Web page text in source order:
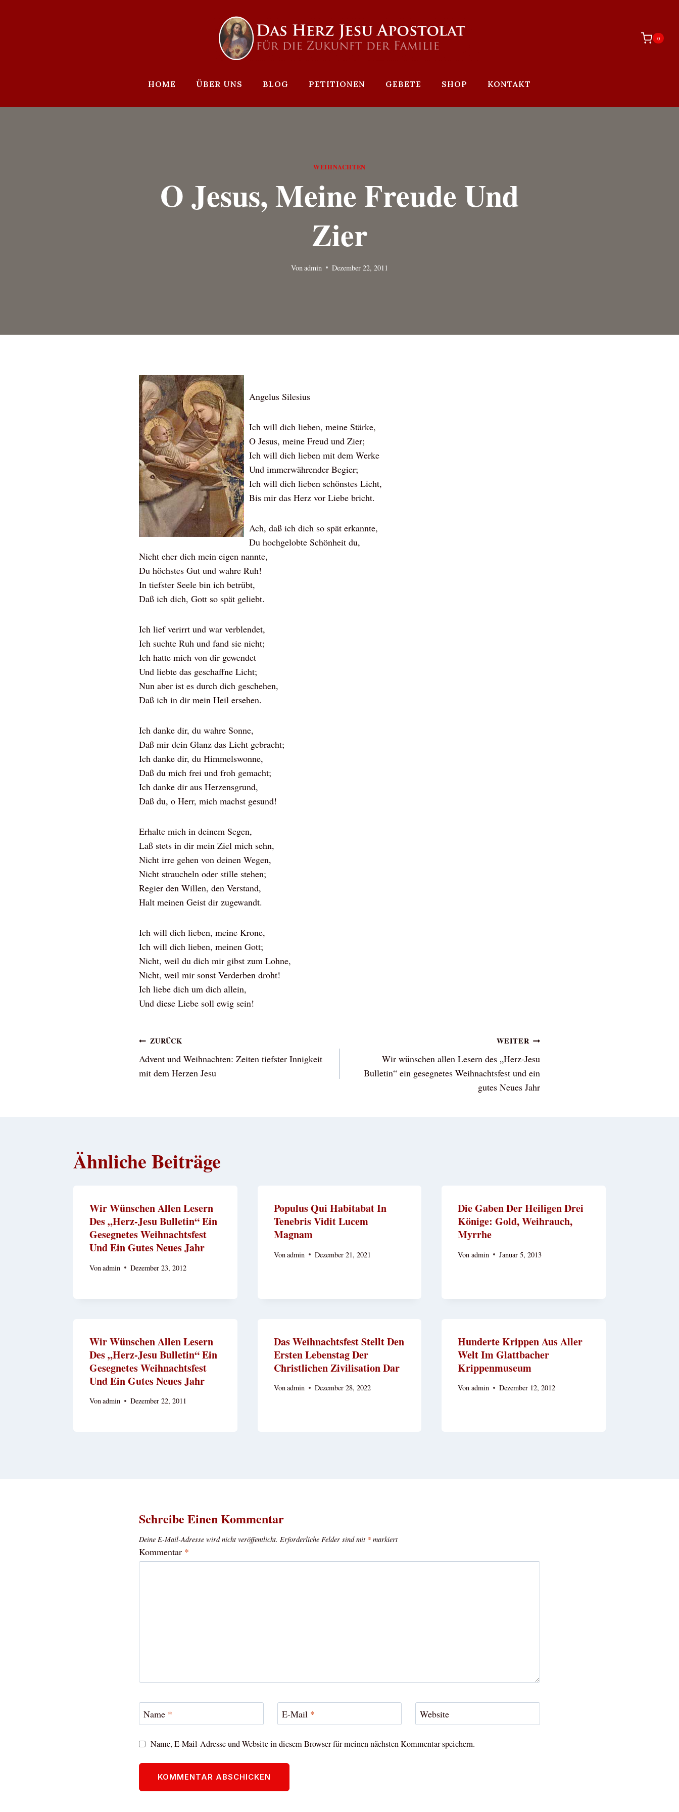
0
HOME ÜBER UNS BLOG PETITIONEN GEBETE SHOP KONTAKT
WEIHNACHTEN
O Jesus, Meine Freude Und
Zier
Von admin Dezember 22, 2011
Angelus Silesius
Ich will dich lieben, meine Stärke,
O Jesus, meine Freud und Zier;
Ich will dich lieben mit dem Werke
Und immerwährender Begier;
Ich will dich lieben schönstes Licht,
Bis mir das Herz vor Liebe bricht.
Ach, daß ich dich so spät erkannte,
Du hochgelobte Schönheit du,
Nicht eher dich mein eigen nannte,
Du höchstes Gut und wahre Ruh!
In tiefster Seele bin ich betrübt,
Daß ich dich, Gott so spät geliebt.
Ich lief verirrt und war verblendet,
Ich suchte Ruh und fand sie nicht;
Ich hatte mich von dir gewendet
Und liebte das geschaffne Licht;
Nun aber ist es durch dich geschehen,
Daß ich in dir mein Heil ersehen.
Ich danke dir, du wahre Sonne,
Daß mir dein Glanz das Licht gebracht;
Ich danke dir, du Himmelswonne,
Daß du mich frei und froh gemacht;
Ich danke dir aus Herzensgrund,
Daß du, o Herr, mich machst gesund!
Erhalte mich in deinem Segen,
Laß stets in dir mein Ziel mich sehn,
Nicht irre gehen von deinen Wegen,
Nicht straucheln oder stille stehen;
Regier den Willen, den Verstand,
Halt meinen Geist dir zugewandt.
Ich will dich lieben, meine Krone,
Ich will dich lieben, meinen Gott;
Nicht, weil du dich mir gibst zum Lohne,
Nicht, weil mir sonst Verderben droht!
Ich liebe dich um dich allein,
Und diese Liebe soll ewig sein!
Beitragsnavigation
ZURÜCK
Advent und Weihnachten: Zeiten tiefster Innigkeit
mit dem Herzen Jesu
WEITER
Wir wünschen allen Lesern des „Herz-Jesu
Bulletin“ ein gesegnetes Weihnachtsfest und ein
gutes Neues Jahr
Ähnliche Beiträge
Wir Wünschen Allen Lesern
Des „Herz-Jesu Bulletin“ Ein
Gesegnetes Weihnachtsfest
Und Ein Gutes Neues Jahr
Vonadmin Dezember 23, 2012
Populus Qui Habitabat In
Tenebris Vidit Lucem
Magnam
Vonadmin Dezember 21, 2021
Die Gaben Der Heiligen Drei
Könige: Gold, Weihrauch,
Myrrhe
Von admin Januar 5, 2013
Wir Wünschen Allen Lesern
Des „Herz-Jesu Bulletin“ Ein
Gesegnetes Weihnachtsfest
Und Ein Gutes Neues Jahr
Vonadmin Dezember 22, 2011
Das Weihnachtsfest Stellt Den
Ersten Lebenstag Der
Christlichen Zivilisation Dar
Vonadmin Dezember 28, 2022
Hunderte Krippen Aus Aller
Welt Im Glattbacher
Krippenmuseum
Von admin Dezember 12, 2012
Schreibe Einen Kommentar
Deine E-Mail-Adresse wird nicht veröffentlicht. Erforderliche Felder sind mit * markiert
Kommentar *
Name * E-Mail * Website
Name, E-Mail-Adresse und Website in diesem Browser für meinen nächsten Kommentar speichern.